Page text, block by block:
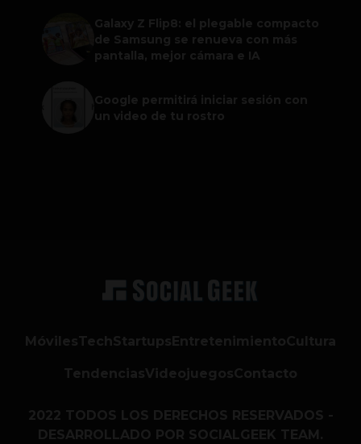
Galaxy Z Flip8: el plegable compacto
de Samsung se renueva con más
pantalla, mejor cámara e IA
Google permitirá iniciar sesión con
un video de tu rostro